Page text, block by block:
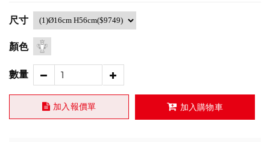
尺寸
顏色
數量
加入報價單 加入購物車